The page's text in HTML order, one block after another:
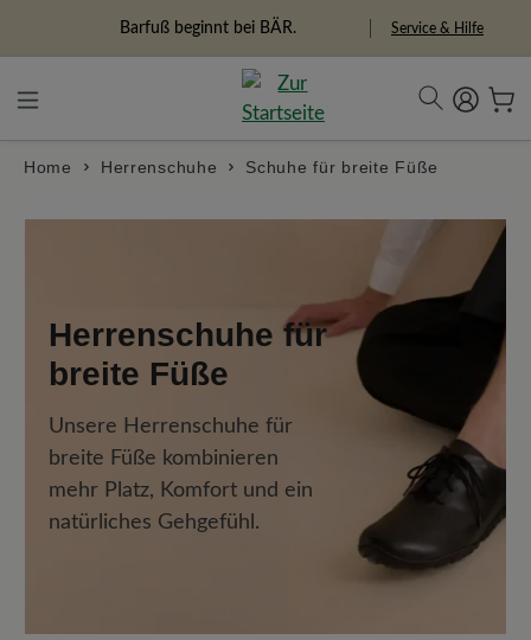
Barfuß beginnt bei BÄR.
Freiheitspioniere Service & Hilfe
Home Herrenschuhe Schuhe für breite Füße
Herrenschuhe für
breite Füße
Unsere Herrenschuhe für
breite Füße kombinieren
mehr Platz, Komfort und ein
natürliches Gehgefühl.